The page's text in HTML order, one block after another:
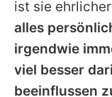
ist sie
alles
irgendwie
viel besser
beeinflussen